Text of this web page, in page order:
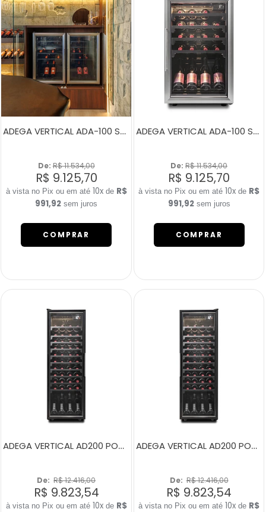
ADEGA VERTICAL ADA-100 SMART PORTA ESQUERDA
De: R$ 11.534,00
R$ 9.125,70
10xde R$
991,92 sem juros
COMPRAR
ADEGA VERTICAL ADA-100 SMART PORTA DIREITA
De: R$ 11.534,00
R$ 9.125,70
10x de R$
991,92sem juros
COMPRAR
ADEGA VERTICAL AD200 PORTA ESQUERDA
De: R$ 12.416,00
R$ 9.823,54
10xde R$
ADEGA VERTICAL AD200 PORTA DIREITA
De: R$ 12.416,00
R$ 9.823,54
10x de R$